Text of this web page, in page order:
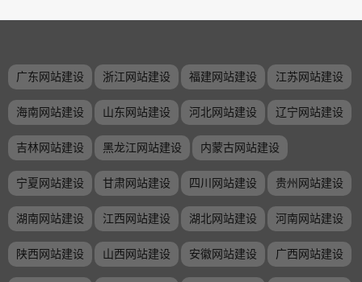
广东网站建设 浙江网站建设 福建网站建设 江苏网站建设
海南网站建设 山东网站建设 河北网站建设 辽宁网站建设
吉林网站建设 黑龙江网站建设 内蒙古网站建设
宁夏网站建设 甘肃网站建设 四川网站建设 贵州网站建设
湖南网站建设 江西网站建设 湖北网站建设 河南网站建设
陕西网站建设 山西网站建设 安徽网站建设 广西网站建设